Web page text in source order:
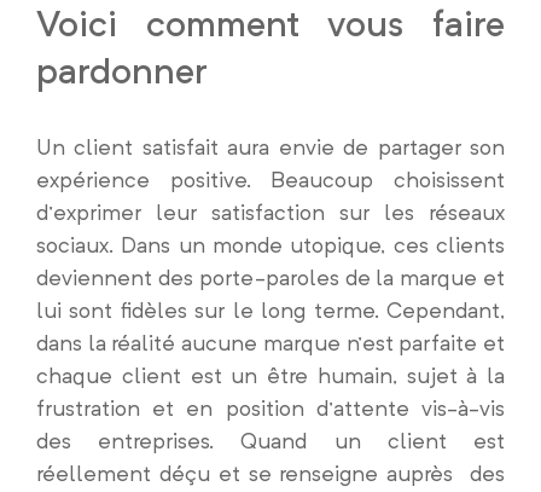
Voici comment vous faire
pardonner
Un client satisfait aura envie de partager son
expérience positive. Beaucoup choisissent
d’exprimer leur satisfaction sur les réseaux
sociaux. Dans un monde utopique, ces clients
deviennent des porte-paroles de la marque et
lui sont fidèles sur le long terme. Cependant,
dans la réalité aucune marque n’est parfaite et
chaque client est un être humain, sujet à la
frustration et en position d’attente vis-à-vis
des entreprises. Quand un client est
réellement déçu et se renseigne auprès des